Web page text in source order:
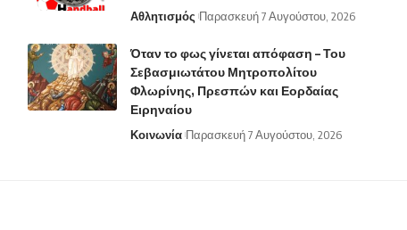
Αθλητισμός Παρασκευή 7 Αυγούστου, 2026
Όταν το φως γίνεται απόφαση – Του
Σεβασμιωτάτου Μητροπολίτου
Φλωρίνης, Πρεσπών και Εορδαίας
Ειρηναίου
Κοινωνία Παρασκευή 7 Αυγούστου, 2026